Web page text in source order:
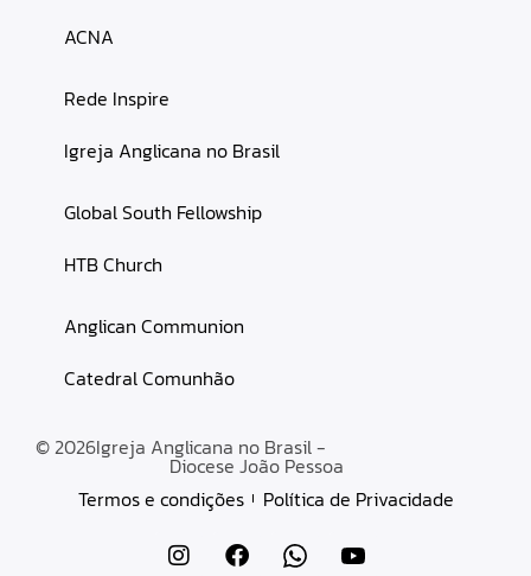
ACNA
Rede Inspire
Igreja Anglicana no Brasil
Global South Fellowship
HTB Church
Anglican Communion
Catedral Comunhão
© 2026Igreja Anglicana no Brasil -
Diocese João Pessoa
Termos e condições
Política de Privacidade